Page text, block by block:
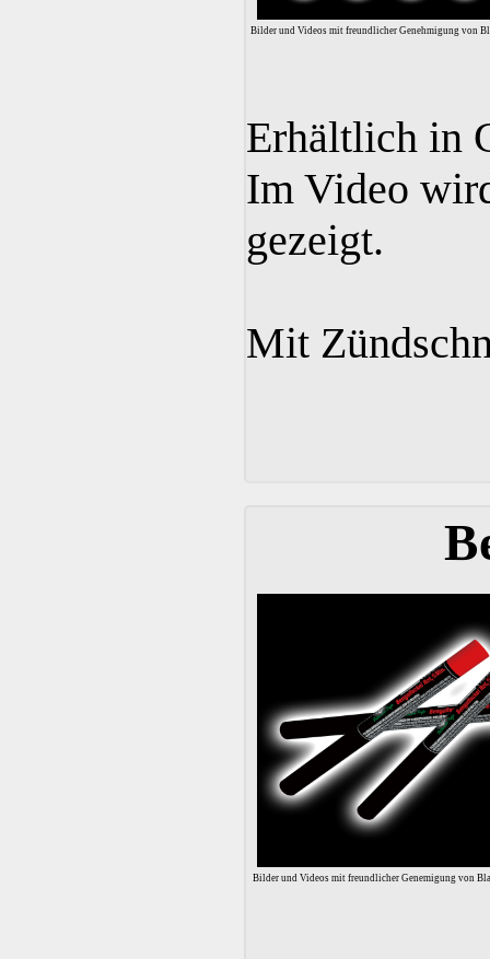
Bilder und Videos mit freundlicher Genehmigung von
Erhältlich in
Im Video
gezeigt.
Mit
Bilder und Videos mit freundlicher Genemigung von